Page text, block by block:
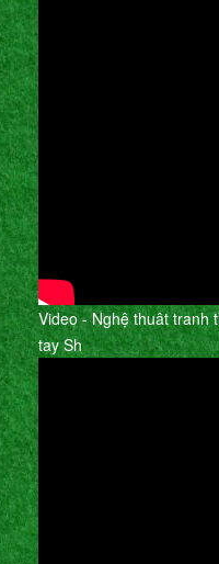
Video - Nghệ thuât tranh
tay Sh